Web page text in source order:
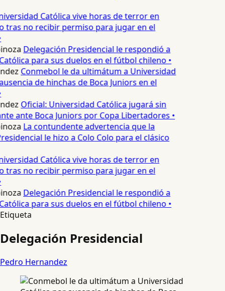
Católica vive horas de terror en
tras no recibir permiso para jugar en el
Delegación Presidencial le respondió a
para sus duelos en el fútbol chileno •
Conmebol le da ultimátum a Universidad
de hinchas de Boca Juniors en el
Oficial: Universidad Católica jugará sin
ante Boca Juniors por Copa Libertadores •
La contundente advertencia que la
le hizo a Colo Colo para el clásico
Católica vive horas de terror en
tras no recibir permiso para jugar en el
Delegación Presidencial le respondió a
para sus duelos en el fútbol chileno •
Etiqueta
Delegación Presidencial
Pedro Hernandez